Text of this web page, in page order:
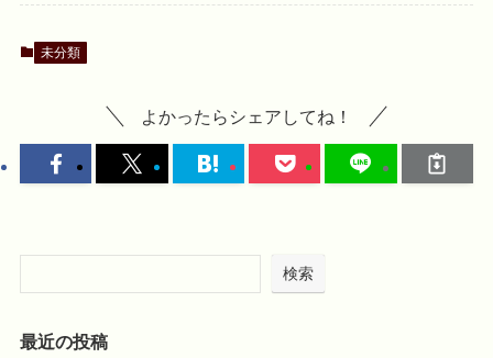
未分類
よかったらシェアしてね！
検索
最近の投稿